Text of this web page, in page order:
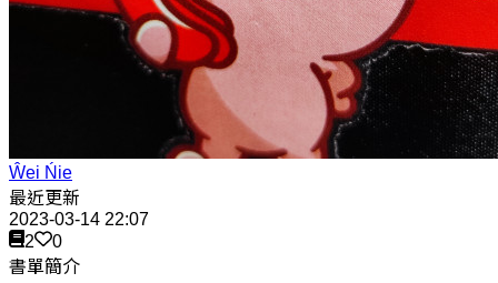
Ŵei Ńie
最近更新
2023-03-14 22:07
2
0
書單簡介